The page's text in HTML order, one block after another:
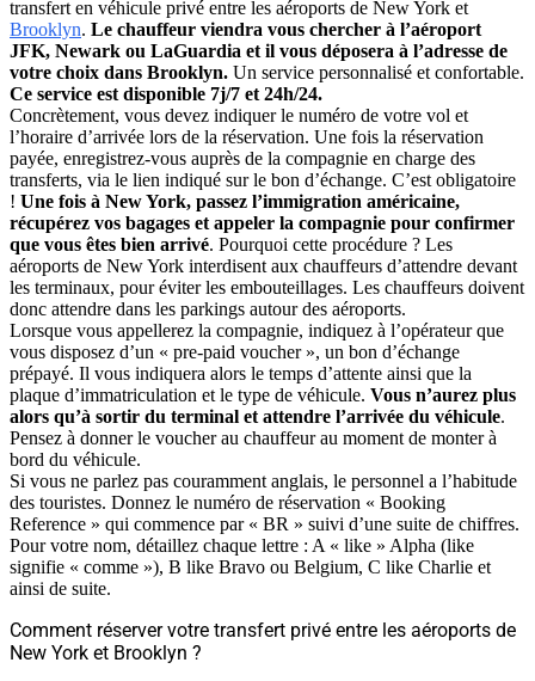
transfert en véhicule privé entre les aéroports de New York et
Brooklyn. Le chauffeur viendra vous chercher à l’aéroport
JFK, Newark ou LaGuardia et il vous déposera à l’adresse de
votre choix dans Brooklyn. Un service personnalisé et confortable.
Ce service est disponible 7j/7 et 24h/24.
Concrètement, vous devez indiquer le numéro de votre vol et
l’horaire d’arrivée lors de la réservation. Une fois la réservation
payée, enregistrez-vous auprès de la compagnie en charge des
transferts, via le lien indiqué sur le bon d’échange. C’est obligatoire
! Une fois à New York, passez l’immigration américaine,
récupérez vos bagages et appeler la compagnie pour confirmer
que vous êtes bien arrivé. Pourquoi cette procédure ? Les
aéroports de New York interdisent aux chauffeurs d’attendre devant
les terminaux, pour éviter les embouteillages. Les chauffeurs doivent
donc attendre dans les parkings autour des aéroports.
Lorsque vous appellerez la compagnie, indiquez à l’opérateur que
vous disposez d’un « pre-paid voucher », un bon d’échange
prépayé. Il vous indiquera alors le temps d’attente ainsi que la
plaque d’immatriculation et le type de véhicule. Vous n’aurez plus
alors qu’à sortir du terminal et attendre l’arrivée du véhicule.
Pensez à donner le voucher au chauffeur au moment de monter à
bord du véhicule.
Si vous ne parlez pas couramment anglais, le personnel a l’habitude
des touristes. Donnez le numéro de réservation « Booking
Reference » qui commence par « BR » suivi d’une suite de chiffres.
Pour votre nom, détaillez chaque lettre : A « like » Alpha (like
signifie « comme »), B like Bravo ou Belgium, C like Charlie et
ainsi de suite.
Comment réserver votre transfert privé entre les aéroports de
New York et Brooklyn ?